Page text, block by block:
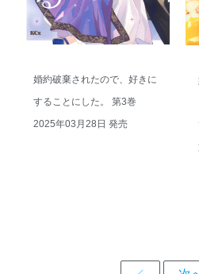
婚約破棄されたので、好きに
することにした。 第3巻
2025年03月28日 発売